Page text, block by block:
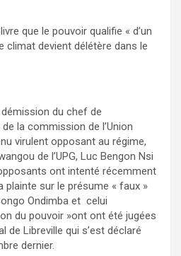
que le pouvoir qualifie « d’un
climat devient délétère dans le
du chef de
la commission de l’Union
virulent opposant au régime,
de l’UPG, Luc Bengon Nsi
ont intenté récemment
plainte sur le présume « faux »
Ondimba et celui
du pouvoir »ont ont été jugées
de Libreville qui s’est déclaré
dernier.